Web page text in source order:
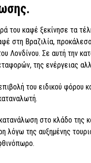
του καφέ ξεκίνησε τα
στη Βραζιλία,
Λονδίνου. Σε αυτή την
της ενέργειας
του ειδικού φόρου
στο κλάδο της
λόγω της αυξημένης